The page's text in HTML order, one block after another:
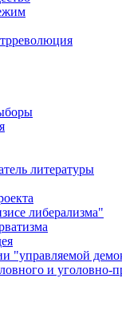
литературы
либерализма"
"управляемой
и уголовно-